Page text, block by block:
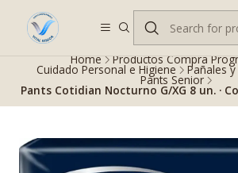
Despacho gratis en RM desde $100.000.
Home Productos Compra
Cuidado Personal e Higiene Pañales
Pants Senior
Pants Cotidian Nocturno G/XG 8 un. ·